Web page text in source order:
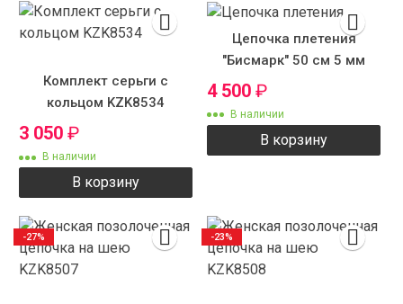
Комплект серьги с
кольцом KZK8534
3 050 ₽
В наличии
В корзину
Цепочка плетения
"Бисмарк" 50 см 5 мм
4 500 ₽
В наличии
В корзину
-27% -23%